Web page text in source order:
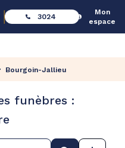
3024
Mon
espace
Bourgoin-Jallieu
funèbres :